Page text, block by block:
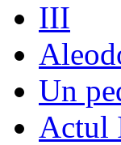
III
Un
Actul